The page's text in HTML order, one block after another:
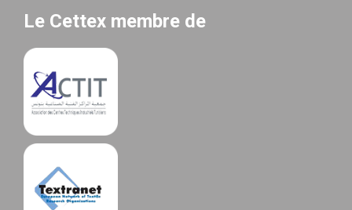
Le Cettex membre de